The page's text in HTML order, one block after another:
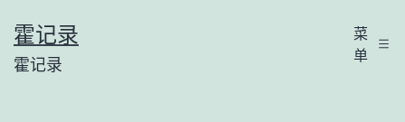
至
内
霍记录
霍记录
菜
单